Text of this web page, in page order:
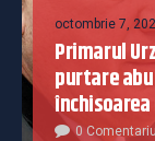
octombrie 7,
Primarul
purtare
0 Comentariu